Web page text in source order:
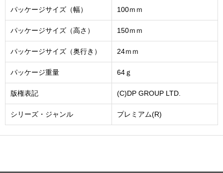
パッケージサイズ（幅） 100ｍｍ
パッケージサイズ（高さ） 150ｍｍ
パッケージサイズ（奥行き） 24ｍｍ
パッケージ重量 64ｇ
版権表記 (C)DP GROUP LTD.
シリーズ・ジャンル プレミアム(R)